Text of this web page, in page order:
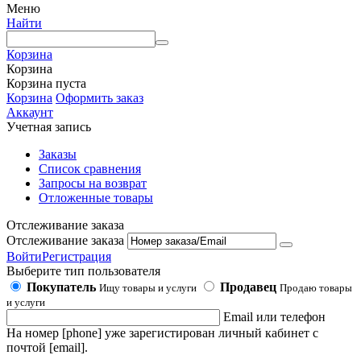
Меню
Найти
Корзина
Корзина
Корзина пуста
Корзина Оформить заказ
Аккаунт
Учетная запись
Заказы
Список сравнения
Запросы на возврат
Отложенные товары
Отслеживание заказа
Отслеживание заказа
ВойтиРегистрация
Выберите тип пользователя
Покупатель Ищу товары и услуги Продавец Продаю товары
и услуги
Email или телефон
На номер [phone] уже зарегистирован личный кабинет с
почтой [email].